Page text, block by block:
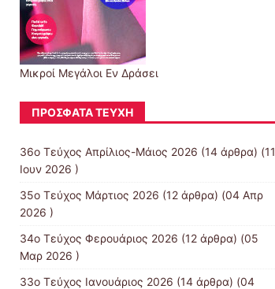
Μικροί Μεγάλοι Εν Δράσει
ΠΡΌΣΦΑΤΑ ΤΕΎΧΗ
36ο Τεύχος Απρίλιος-Μάιος 2026 (14 άρθρα) (11
Ιουν 2026 )
35ο Τεύχος Μάρτιος 2026 (12 άρθρα) (04 Απρ
2026 )
34ο Τεύχος Φερουάριος 2026 (12 άρθρα) (05
Μαρ 2026 )
33ο Τεύχος Ιανουάριος 2026 (14 άρθρα) (04